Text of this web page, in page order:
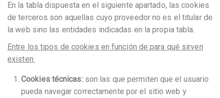
En la tabla dispuesta en el siguiente apartado, las cookies
de terceros son aquellas cuyo proveedor no es el titular de
la web sino las entidades indicadas en la propia tabla.
Entre los tipos de cookies en función de para qué sirven
existen:
Cookies técnicas:son las que permiten que el usuario
pueda navegar correctamente por el sitio web y